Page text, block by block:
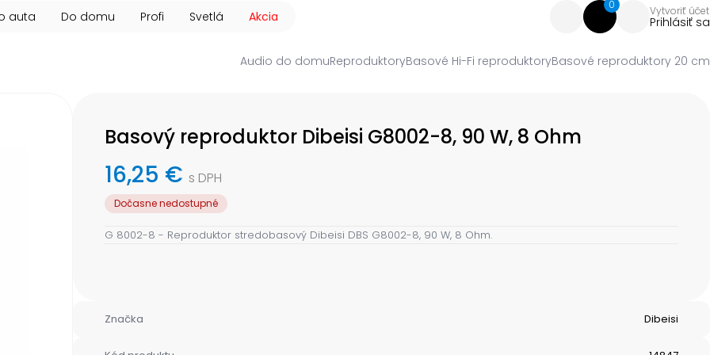
auta Do domu Profi Svetlá Akcia
0 Vytvoriť účet
Prihlásiť sa
Audio do domuReproduktoryBasové Hi-Fi reproduktoryBasové reproduktory 20 cm
Basový reproduktor Dibeisi G8002-8, 90 W, 8 Ohm
16,25 € s DPH
Dočasne nedostupné
G 8002-8 - Reproduktor stredobasový Dibeisi DBS G8002-8, 90 W, 8 Ohm.
Značka Dibeisi